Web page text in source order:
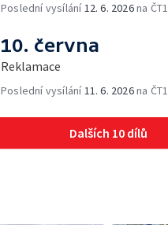
Poslední vysílání12. 6. 2026na ČT1
10. června
Reklamace
Poslední vysílání11. 6. 2026na ČT1
Dalších 10 dílů